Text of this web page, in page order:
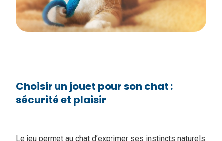
Choisir un jouet pour son chat :
sécurité et plaisir
Le jeu permet au chat d’exprimer ses instincts naturels